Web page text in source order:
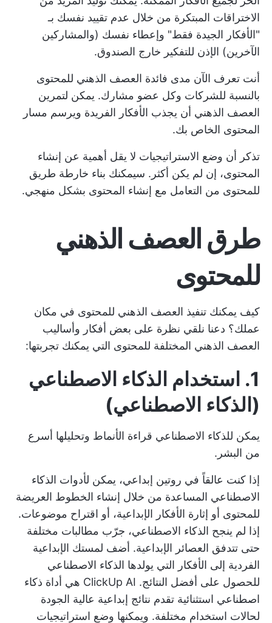
الاختراقات المبتكرة من خلال عدم تقييد نفسك بـ
"الأفكار الجيدة فقط" وإعطاء نفسك (والمشاركين
الآخرين) الإذن للتفكير خارج الصندوق.
أنت تعرف الآن مدى فائدة العصف الذهني للمحتوى
بالنسبة للشركات وكل عضو مشارك. يمكن لتمرين
العصف الذهني أن يجذب الأفكار الفريدة ويرسم مسار
المحتوى الخاص بك.
تذكر أن وضع الاستراتيجيات لا يقل أهمية عن إنشاء
المحتوى، إن لم يكن أكثر. سيمكنك بناء خارطة طريق
للمحتوى من التعامل مع إنشاء المحتوى بشكل منهجي.
طرق العصف الذهني
للمحتوى
كيف يمكنك تنفيذ العصف الذهني للمحتوى في مكان
عملك؟ دعنا نلقي نظرة على بعض أفكار وأساليب
العصف الذهني المختلفة للمحتوى التي يمكنك تجربتها:
1. استخدام الذكاء الاصطناعي
(الذكاء الاصطناعي)
يمكن للذكاء الاصطناعي قراءة الأنماط وتحليلها أسرع
من البشر.
إذا كنت عالقاً في روتين إبداعي، يمكن لأدوات الذكاء
الاصطناعي المساعدة من خلال إنشاء الخطوط العريضة
للمحتوى أو إثارة الأفكار الإبداعية، أو اقتراح موضوعات.
إذا لم ينجح الذكاء الاصطناعي، جرّب مطالبات مختلفة
حتى تتدفق العصائر الإبداعية. أضف لمستك الإبداعية
الفردية إلى الأفكار التي يولدها الذكاء الاصطناعي
للحصول على أفضل النتائج. ClickUp AI هي أداة ذكاء
اصطناعي استثنائية تقدم نتائج إبداعية عالية الجودة
لحالات استخدام مختلفة. ويمكنها وضع استراتيجيات